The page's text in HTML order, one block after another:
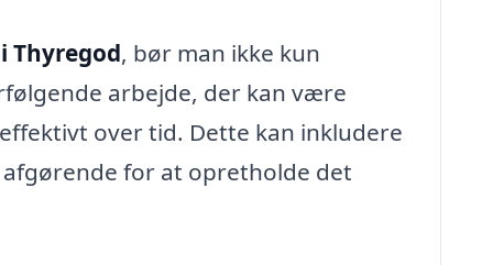
Thyregod, bør man ikke kun
arbejde, der kan være
over tid. Dette kan inkludere
for at opretholde det